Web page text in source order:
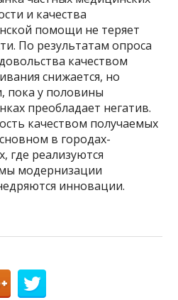
и качества
помощи не теряет
По результатам опроса
качеством
снижается, но
пока у половины
преобладает негатив.
качеством получаемых
в городах-
где реализуются
модернизации
инновации.